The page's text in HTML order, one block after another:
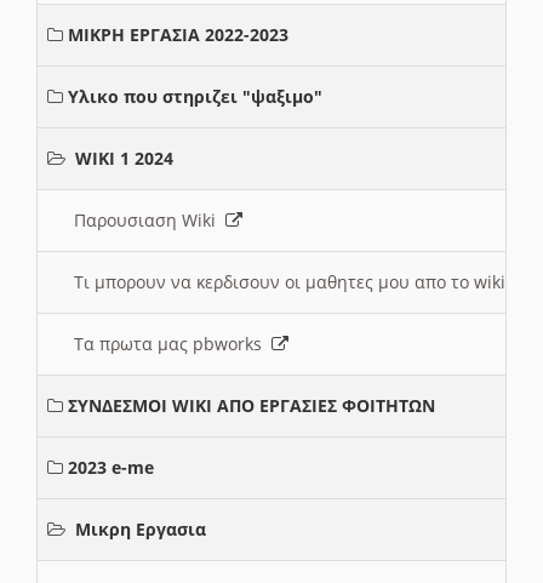
ΜΙΚΡΗ ΕΡΓΑΣΙΑ 2022-2023
Υλικο που στηριζει "ψαξιμο"
WIKI 1 2024
Παρουσιαση Wiki
Τι μπορουν να κερδισουν οι μαθητες μου απο το wiki
Τα πρωτα μας pbworks
ΣΥΝΔΕΣΜΟΙ WIKI ΑΠΟ ΕΡΓΑΣΙΕΣ ΦΟΙΤΗΤΩΝ
2023 e-me
Μικρη Εργασια